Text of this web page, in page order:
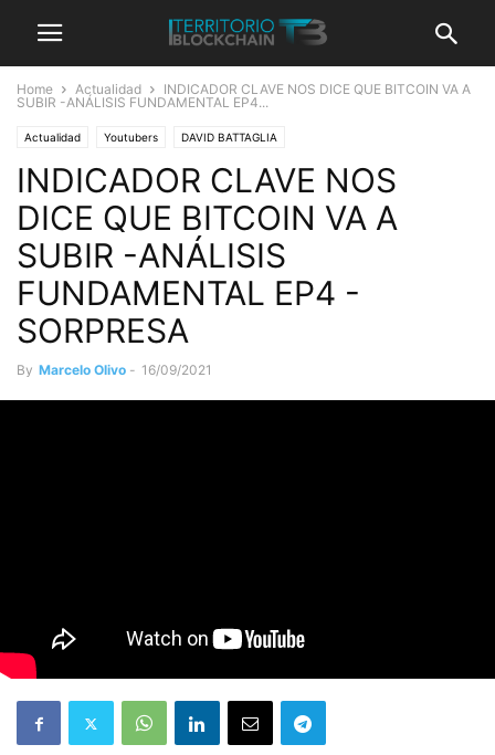
Home Actualidad
INDICADOR CLAVE NOS DICE QUE BITCOIN VA A
SUBIR -ANÁLISIS FUNDAMENTAL EP4...
Actualidad Youtubers DAVID BATTAGLIA
INDICADOR CLAVE NOS
DICE QUE BITCOIN VA A
SUBIR -ANÁLISIS
FUNDAMENTAL EP4 -
SORPRESA
By Marcelo Olivo - 16/09/2021